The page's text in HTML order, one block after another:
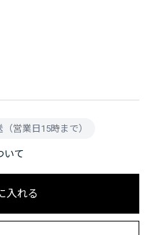
入れる
（営業日15時まで）
いて